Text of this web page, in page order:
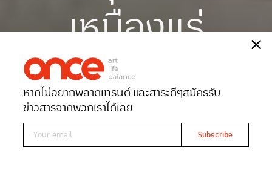
เหมืองแร่
เรื่องเปรมวดี ปานทอง
ภาพธงชัย เกื้อสกุล
Date 28-03-2022 Views 8641
หากไม่อยากพลาดเทรนด์ และสาระดีๆสมัครรับ
ข่าวสารจากพวกเราได้เลย